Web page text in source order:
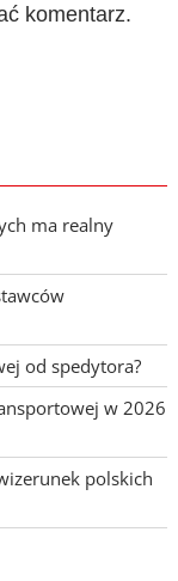
komentarz.
ma realny
od spedytora?
w 2026
polskich